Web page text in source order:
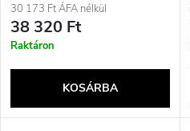
30 173 Ft ÁFA nélkül
38 320 Ft
Raktáron
KOSÁRBA